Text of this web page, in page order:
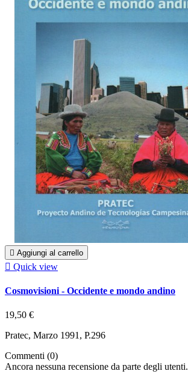
 Aggiungi al carrello
 Quick view
Cosmovisioni - Occidente e mondo andino
19,50 €
Pratec, Marzo 1991, P.296
Commenti (0)
Ancora nessuna recensione da parte degli utenti.